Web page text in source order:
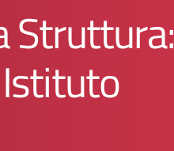
Struttura: